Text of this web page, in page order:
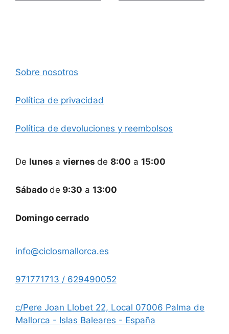
Sobre nosotros
Política de privacidad
Política de devoluciones y reembolsos
De lunes a viernes de 8:00 a 15:00
Sábado de 9:30 a 13:00
Domingo cerrado
info@ciclosmallorca.es
971771713 / 629490052
c/Pere Joan Llobet 22, Local 07006 Palma de
Mallorca - Islas Baleares - España